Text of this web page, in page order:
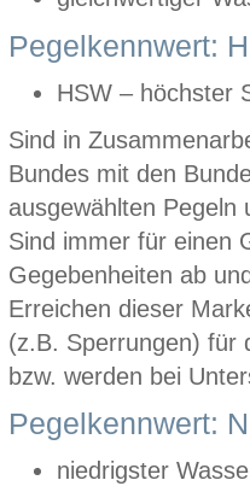
Pegelkennwert:
HSW – höchster
Sind in
Bundes mit den
ausgewählten
Sind immer für einen
Gegebenheiten ab
Erreichen dieser
(z.B. Sperrungen) für
bzw. werden bei
Pegelkennwert:
niedrigster